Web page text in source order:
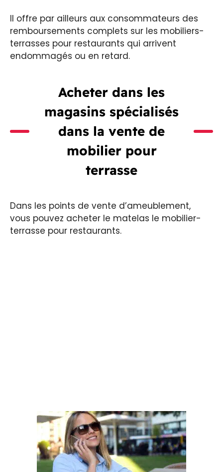
Il offre par ailleurs aux consommateurs des
remboursements complets sur les mobiliers-
terrasses pour restaurants qui arrivent
endommagés ou en retard.
Acheter dans les
magasins spécialisés
dans la vente de
mobilier pour
terrasse
Dans les points de vente d’ameublement,
vous pouvez acheter le matelas le mobilier-
terrasse pour restaurants.